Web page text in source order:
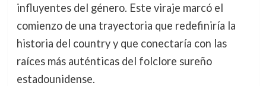
influyentes del género. Este viraje marcó el
comienzo de una trayectoria que redefiniría la
historia del country y que conectaría con las
raíces más auténticas del folclore sureño
estadounidense.